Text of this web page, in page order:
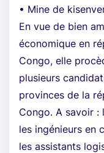
• Mine de
En vue de bien
économique en
Congo, elle
plusieurs
provinces de la
Congo. A savoir :
les ingénieurs en
les assistants